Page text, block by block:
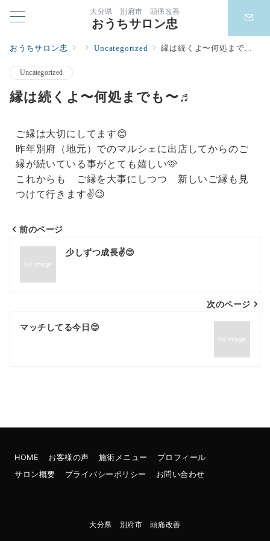
大分県 別府市 頭痛改善
おうちサロン忠
おうちサロン忠 Uncategorized 縁は続くよ〜何処までも〜♬
Uncategorized
縁は続くよ〜何処までも〜♬
ご縁は大切にしてます😊
昨年別府（地元）でのマルシェに出店してからのご
縁が続いている事がとても嬉しい🩷
これからも ご縁を大事にしつつ 新しいご縁も見
つけて行きます✌️😉
前のページ
少しずつ成長✌️😊
次のページ
マッチしてる今日😊
HOME お客様の声 施術メニュー
プロフィール
サロン概要
プライバシーポリシー お問い合わせ
大分県 別府市 頭痛改善